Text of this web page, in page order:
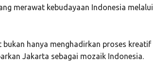
merawat kebudayaan Indonesia melalui
hanya menghadirkan proses kreatif
Jakarta sebagai mozaik Indonesia.